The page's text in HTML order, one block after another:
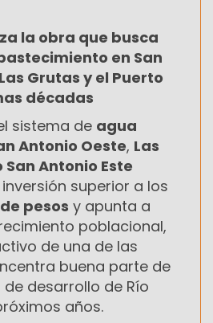
la obra que busca
en San
Grutas y el Puerto
décadas
sistema de agua
Antonio Oeste, Las
San Antonio Este
superior a los
pesos y apunta a
poblacional,
de una de las
buena parte de
desarrollo de Río
años.